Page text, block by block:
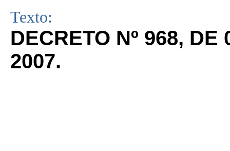
Texto:
DECRETO Nº 968,
2007.